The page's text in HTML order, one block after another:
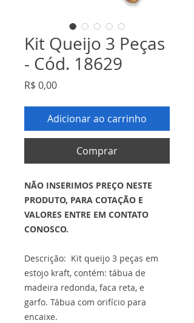
Kit Queijo 3 Peças
- Cód. 18629
R$ 0,00Preço
Adicionar ao carrinho
Comprar
NÃO INSERIMOS PREÇO NESTE
PRODUTO, PARA COTAÇÃO E
VALORES ENTRE EM CONTATO
CONOSCO.
Descrição: Kit queijo 3 peças em
estojo kraft, contém: tábua de
madeira redonda, faca reta, e
garfo. Tábua com orifício para
encaixe.